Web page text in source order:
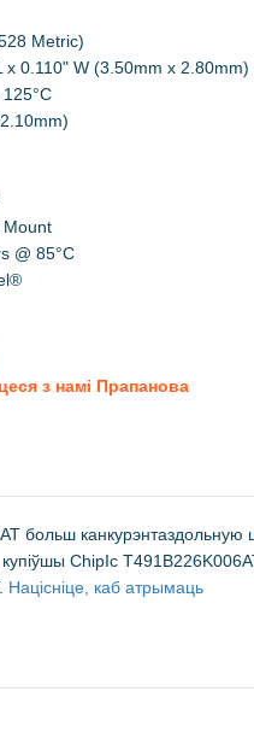
Metric)
x 0.110" W (3.50mm x 2.80mm)
@ 85°C
з намі Прапанова
больш канкурэнтаздольную
ChipIc
Націсніце, каб атрымаць